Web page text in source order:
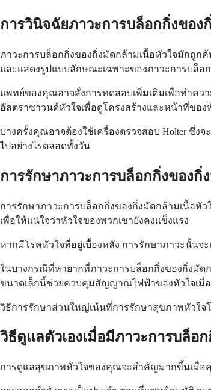
การวินิจฉัยภาวะการบล็อกกิ่งของ
ภาวะการบล็อกกิ่งของกิ่งมัดกล้ามเนื้อหัวใจมักถูก
และแสดงรูปแบบลักษณะเฉพาะของภาวะการบล็อ
แพทย์ของคุณอาจสั่งการทดสอบเพิ่มเติมเพื่อทำคว
อัลตราซาวนด์หัวใจเพื่อดูโครงสร้างและหน้าที่ขอ
บางครั้งคุณอาจต้องใช้เครื่องตรวจสอบ Holter ซึ่ง
ไปอย่างไรตลอดทั้งวัน
การรักษาภาวะการบล็อกกิ่งของกิ่
การรักษาภาวะการบล็อกกิ่งของกิ่งมัดกล้ามเนื้อหั
เพื่อให้แน่ใจว่าหัวใจของพวกเขายังคงแข็งแรง
หากมีโรคหัวใจที่อยู่เบื้องหลัง การรักษาภาวะนั้นจ
ในบางกรณีที่หายากที่ภาวะการบล็อกกิ่งของกิ่งมั
ขนาดเล็กนี้ช่วยควบคุมสัญญาณไฟฟ้าของหัวใจเมื่
วิธีการรักษาส่วนใหญ่เน้นที่การรักษาสุขภาพหัวใจ
วิธีดูแลตัวเองเมื่อมีภาวะการบล็อ
การดูแลสุขภาพหัวใจของคุณจะสำคัญมากขึ้นเมื่อ